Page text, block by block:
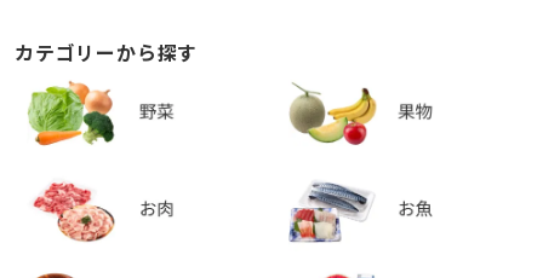
カテゴリーから探す